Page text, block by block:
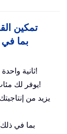
ثانية واحدة للتبديل بين عشرات المستندات المفتوحة!
يوفر لك مئات النقرات يوميًا، وقل وداعًا لألم يد الفأرة!